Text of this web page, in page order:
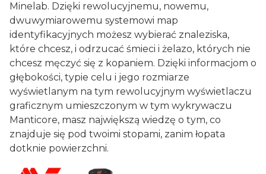
Minelab. Dzięki rewolucyjnemu, nowemu,
dwuwymiarowemu systemowi map
identyfikacyjnych możesz wybierać znaleziska,
które chcesz, i odrzucać śmieci i żelazo, których nie
chcesz męczyć się z kopaniem. Dzięki informacjom o
głębokości, typie celu i jego rozmiarze
wyświetlanym na tym rewolucyjnym wyświetlaczu
graficznym umieszczonym w tym wykrywaczu
Manticore, masz największą wiedzę o tym, co
znajduje się pod twoimi stopami, zanim łopata
dotknie powierzchni.